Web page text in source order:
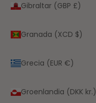
Gibraltar (GBP £)
Granada (XCD $)
Grecia (EUR €)
Groenlandia (DKK kr.)